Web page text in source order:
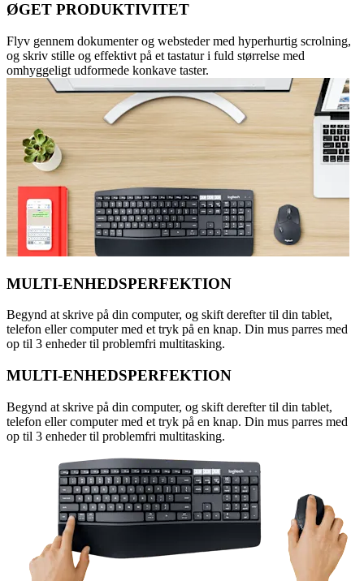
ØGET PRODUKTIVITET
Flyv gennem dokumenter og websteder med hyperhurtig scrolning,
og skriv stille og effektivt på et tastatur i fuld størrelse med
omhyggeligt udformede konkave taster.
MULTI-ENHEDSPERFEKTION
Begynd at skrive på din computer, og skift derefter til din tablet,
telefon eller computer med et tryk på en knap. Din mus parres med
op til 3 enheder til problemfri multitasking.
MULTI-ENHEDSPERFEKTION
Begynd at skrive på din computer, og skift derefter til din tablet,
telefon eller computer med et tryk på en knap. Din mus parres med
op til 3 enheder til problemfri multitasking.